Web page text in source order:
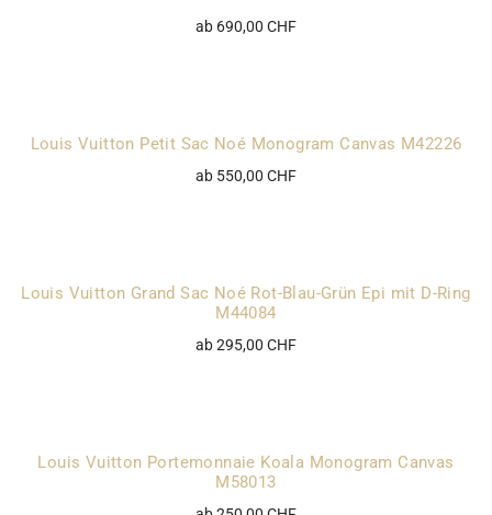
ab 690,00 CHF
Louis Vuitton Petit Sac Noé Monogram Canvas M42226
ab 550,00 CHF
Louis Vuitton Grand Sac Noé Rot-Blau-Grün Epi mit D-Ring
M44084
ab 295,00 CHF
Louis Vuitton Portemonnaie Koala Monogram Canvas
M58013